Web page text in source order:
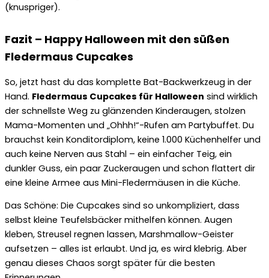
(knuspriger).
Fazit – Happy Halloween mit den süßen
Fledermaus Cupcakes
So, jetzt hast du das komplette Bat-Backwerkzeug in der
Hand. Fledermaus Cupcakes für Halloween sind wirklich
der schnellste Weg zu glänzenden Kinderaugen, stolzen
Mama-Momenten und „Ohhh!“-Rufen am Partybuffet. Du
brauchst kein Konditordiplom, keine 1.000 Küchenhelfer und
auch keine Nerven aus Stahl – ein einfacher Teig, ein
dunkler Guss, ein paar Zuckeraugen und schon flattert dir
eine kleine Armee aus Mini-Fledermäusen in die Küche.
Das Schöne: Die Cupcakes sind so unkompliziert, dass
selbst kleine Teufelsbäcker mithelfen können. Augen
kleben, Streusel regnen lassen, Marshmallow-Geister
aufsetzen – alles ist erlaubt. Und ja, es wird klebrig. Aber
genau dieses Chaos sorgt später für die besten